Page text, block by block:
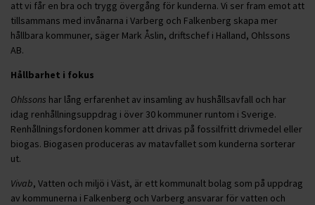
att vi får en bra och trygg övergång för kunderna. Vi ser fram emot att
tillsammans med invånarna i Varberg och Falkenberg skapa mer
hållbara kommuner, säger Mark Åslin, driftschef i Halland, Ohlssons
AB.
Hållbarhet i fokus
Ohlssons har lång erfarenhet av insamling av hushållsavfall och har
idag renhållningsuppdrag i över 30 kommuner runtom i Sverige.
Renhållningsfordonen kommer att drivas på fossilfritt drivmedel eller
biogas. Biogasen produceras av matavfallet som kunderna sorterar
ut.
Vivab, Vatten och miljö i Väst, är ett kommunalt bolag som på uppdrag
av kommunerna i Falkenberg och Varberg ansvarar för vatten och